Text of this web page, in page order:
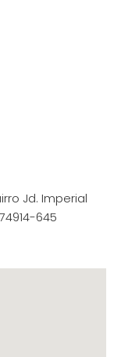
Jd. Imperial
645